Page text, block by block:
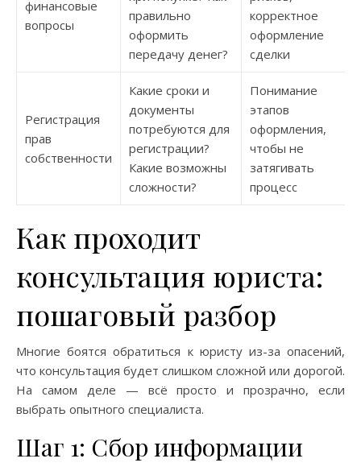
финансовые
вопросы
правильно
оформить
передачу денег?
корректное
оформление
сделки
Регистрация
прав
собственности
Какие сроки и
документы
потребуются для
регистрации?
Какие возможны
сложности?
Понимание
этапов
оформления,
чтобы не
затягивать
процесс
Как проходит
консультация юриста:
пошаговый разбор
Многие боятся обратиться к юристу из-за опасений,
что консультация будет слишком сложной или дорогой.
На самом деле — всё просто и прозрачно, если
выбрать опытного специалиста.
Шаг 1: Сбор информации